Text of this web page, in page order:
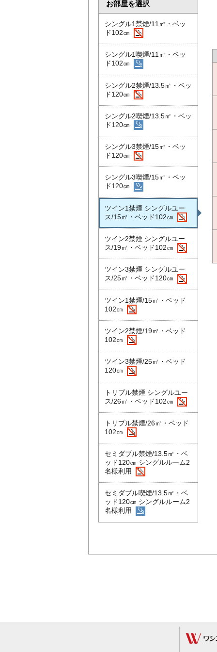
お部屋を選択
シングル1禁煙/11㎡・ベッ
ド102㎝
シングル1喫煙/11㎡・ベッ
ド102㎝
シングル2禁煙/13.5㎡・ベッ
ド120㎝
シングル2喫煙/13.5㎡・ベッ
ド120㎝
シングル3禁煙/15㎡・ベッ
ド120㎝
シングル3喫煙/15㎡・ベッ
ド120㎝
ツイン1禁煙 シングルユー
ス/15㎡・ベッド102㎝
ツイン2禁煙 シングルユー
ス/19㎡・ベッド102㎝
ツイン3禁煙 シングルユー
ス/25㎡・ベッド120㎝
ツイン1禁煙/15㎡・ベッド
102㎝
ツイン2禁煙/19㎡・ベッド
102㎝
ツイン3禁煙/25㎡・ベッド
120㎝
トリプル禁煙 シングルユー
ス/26㎡・ベッド102㎝
トリプル禁煙/26㎡・ベッド
102㎝
セミダブル禁煙/13.5㎡・ベ
ッド120㎝ シングルルーム2
名様利用
セミダブル喫煙/13.5㎡・ベ
ッド120㎝ シングルルーム2
名様利用